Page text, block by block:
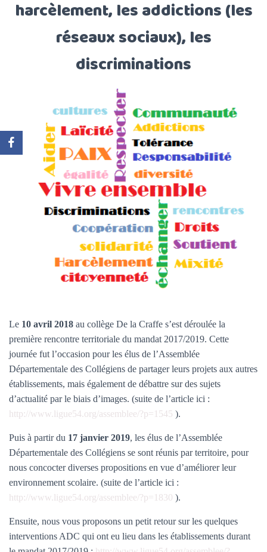
harcèlement, les addictions (les
réseaux sociaux), les
discriminations
Le 10 avril 2018 au collège De la Craffe s’est déroulée la
première rencontre territoriale du mandat 2017/2019. Cette
journée fut l’occasion pour les élus de l’Assemblée
Départementale des Collégiens de partager leurs projets aux autres
établissements, mais également de débattre sur des sujets
d’actualité par le biais d’images. (suite de l’article ici :
http://www.ligue54.org/assemblee/?p=1545 ).
Puis à partir du 17 janvier 2019, les élus de l’Assemblée
Départementale des Collégiens se sont réunis par territoire, pour
nous concocter diverses propositions en vue d’améliorer leur
environnement scolaire. (suite de l’article ici :
http://www.ligue54.org/assemblee/?p=1830 ).
Ensuite, nous vous proposons un petit retour sur les quelques
interventions ADC qui ont eu lieu dans les établissements durant